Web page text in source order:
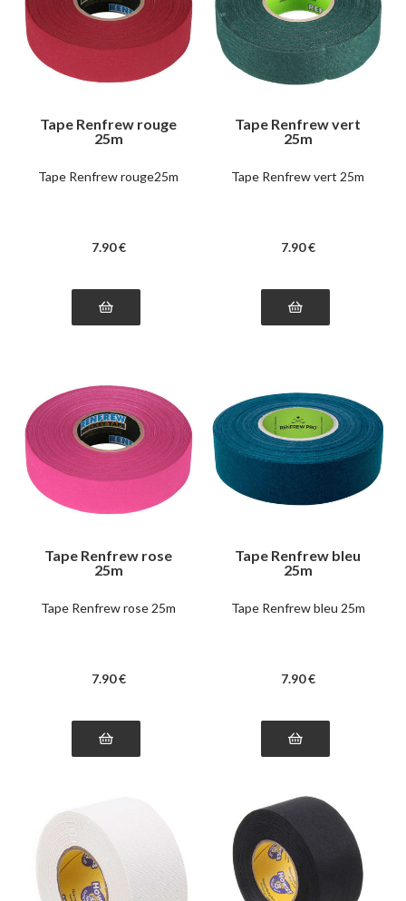
Tape Renfrew rouge
25m
Tape Renfrew rouge25m
7.90 €
Tape Renfrew vert
25m
Tape Renfrew vert 25m
7.90 €
Tape Renfrew rose
25m
Tape Renfrew rose 25m
7.90 €
Tape Renfrew bleu
25m
Tape Renfrew bleu 25m
7.90 €